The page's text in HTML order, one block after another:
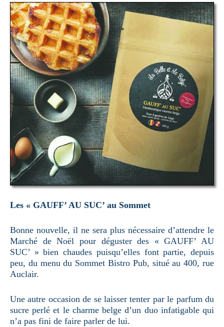
Les « GAUFF’ AU SUC’ au Sommet
Bonne nouvelle, il ne sera plus nécessaire d’attendre le
Marché de Noël pour déguster des « GAUFF’ AU
SUC’ » bien chaudes puisqu’elles font partie, depuis
peu, du menu du Sommet Bistro Pub, situé au 400, rue
Auclair.
Une autre occasion de se laisser tenter par le parfum du
sucre perlé et le charme belge d’un duo infatigable qui
n’a pas fini de faire parler de lui.